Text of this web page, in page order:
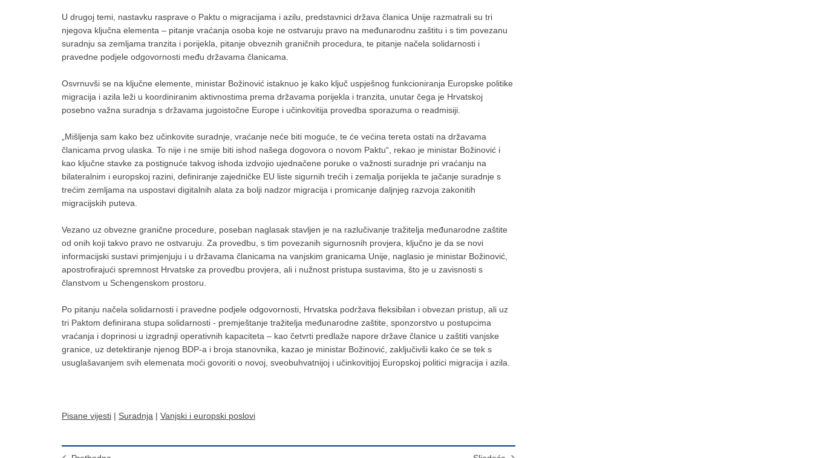
U drugoj temi, nastavku rasprave o Paktu o migracijama i azilu, predstavnici država članica Unije razmatrali su tri
njegova ključna elementa – pitanje vraćanja osoba koje ne ostvaruju pravo na međunarodnu zaštitu i s tim povezanu
suradnju sa zemljama tranzita i porijekla, pitanje obveznih graničnih procedura, te pitanje načela solidarnosti i
pravedne podjele odgovornosti među državama članicama.
Osvrnuvši se na ključne elemente, ministar Božinović istaknuo je kako ključ uspješnog funkcioniranja Europske politike
migracija i azila leži u koordiniranim aktivnostima prema državama porijekla i tranzita, unutar čega je Hrvatskoj
posebno važna suradnja s državama jugoistočne Europe i učinkovitija provedba sporazuma o readmisiji.
„Mišljenja sam kako bez učinkovite suradnje, vraćanje neće biti moguće, te će većina tereta ostati na državama
članicama prvog ulaska. To nije i ne smije biti ishod našega dogovora o novom Paktu“, rekao je ministar Božinović i
kao ključne stavke za postignuće takvog ishoda izdvojio ujednačene poruke o važnosti suradnje pri vraćanju na
bilateralnim i europskoj razini, definiranje zajedničke EU liste sigurnih trećih i zemalja porijekla te jačanje suradnje s
trećim zemljama na uspostavi digitalnih alata za bolji nadzor migracija i promicanje daljnjeg razvoja zakonitih
migracijskih puteva.
Vezano uz obvezne granične procedure, poseban naglasak stavljen je na razlučivanje tražitelja međunarodne zaštite
od onih koji takvo pravo ne ostvaruju. Za provedbu, s tim povezanih sigurnosnih provjera, ključno je da se novi
informacijski sustavi primjenjuju i u državama članicama na vanjskim granicama Unije, naglasio je ministar Božinović,
apostrofirajući spremnost Hrvatske za provedbu provjera, ali i nužnost pristupa sustavima, što je u zavisnosti s
članstvom u Schengenskom prostoru.
Po pitanju načela solidarnosti i pravedne podjele odgovornosti, Hrvatska podržava fleksibilan i obvezan pristup, ali uz
tri Paktom definirana stupa solidarnosti - premještanje tražitelja međunarodne zaštite, sponzorstvo u postupcima
vraćanja i doprinosi u izgradnji operativnih kapaciteta – kao četvrti predlaže napore države članice u zaštiti vanjske
granice, uz detektiranje njenog BDP-a i broja stanovnika, kazao je ministar Božinović, zaključivši kako će se tek s
usuglašavanjem svih elemenata moći govoriti o novoj, sveobuhvatnijoj i učinkovitijoj Europskoj politici migracija i azila.
Pisane vijesti | Suradnja | Vanjski i europski poslovi